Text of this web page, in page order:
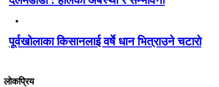
पूर्वखोलाका किसानलाई वर्षे धान भित्राउने चटारो
लोकप्रिय